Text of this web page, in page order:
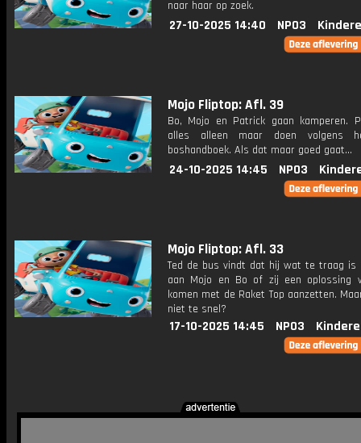
naar haar op zoek.
27-10-2025 14:40 NPO3
Mojo Fliptop: Afl. 39
Bo, Mojo en Patrick gaan kamperen.
alles alleen maar doen volgens
boshandboek. Als dat maar goed gaat...
24-10-2025 14:45 NPO3
Mojo Fliptop: Afl. 33
Ted de bus vindt dat hij wat te traag is
aan Mojo en Bo of zij een oplossing
komen met de Raket Top aanzetten.
niet te snel?
17-10-2025 14:45 NPO3